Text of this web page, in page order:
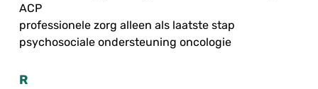
ACP
professionele zorg alleen als laatste stap
psychosociale ondersteuning oncologie
R